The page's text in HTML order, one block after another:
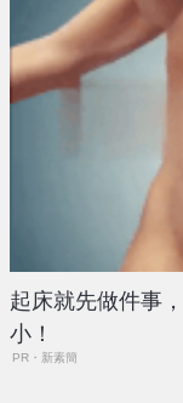
起床就先做件事
小！
PR・新素簡